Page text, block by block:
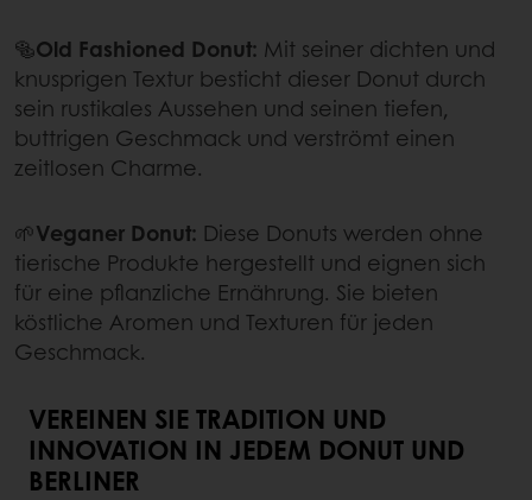
🥯Old Fashioned Donut: Mit seiner dichten und
knusprigen Textur besticht dieser Donut durch
sein rustikales Aussehen und seinen tiefen,
buttrigen Geschmack und verströmt einen
zeitlosen Charme.
🌱Veganer Donut: Diese Donuts werden ohne
tierische Produkte hergestellt und eignen sich
für eine pflanzliche Ernährung. Sie bieten
köstliche Aromen und Texturen für jeden
Geschmack.
VEREINEN SIE TRADITION UND
INNOVATION IN JEDEM DONUT UND
BERLINER